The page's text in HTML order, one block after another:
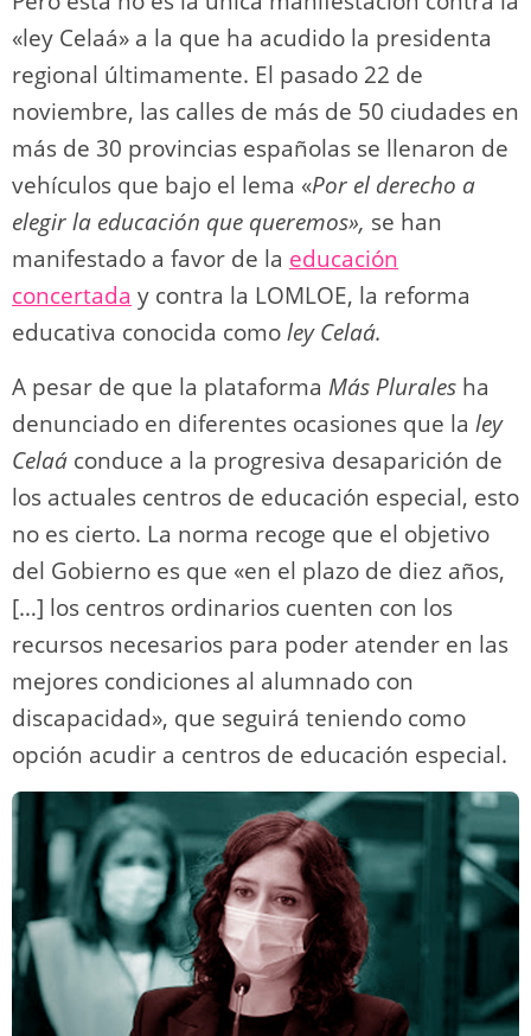
«ley Celaá» a la que ha acudido la presidenta
regional últimamente. El pasado 22 de
noviembre, las calles de más de 50 ciudades en
más de 30 provincias españolas se llenaron de
vehículos que bajo el lema «Por el derecho a
elegir la educación que queremos», se han
manifestado a favor de la educación
concertada y contra la LOMLOE, la reforma
educativa conocida comoley Celaá.
A pesar de que la plataforma Más Plurales ha
denunciado en diferentes ocasiones que la ley
Celaá conduce a la progresiva desaparición de
los actuales centros de educación especial, esto
no es cierto. La norma recoge que el objetivo
del Gobierno es que «en el plazo de diez años,
[…] los centros ordinarios cuenten con los
recursos necesarios para poder atender en las
mejores condiciones al alumnado con
discapacidad», que seguirá teniendo como
opción acudir a centros de educación especial.